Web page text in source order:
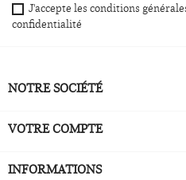
J'accepte les conditions
confidentialité
NOTRE SOCIÉTÉ
VOTRE COMPTE
INFORMATIONS